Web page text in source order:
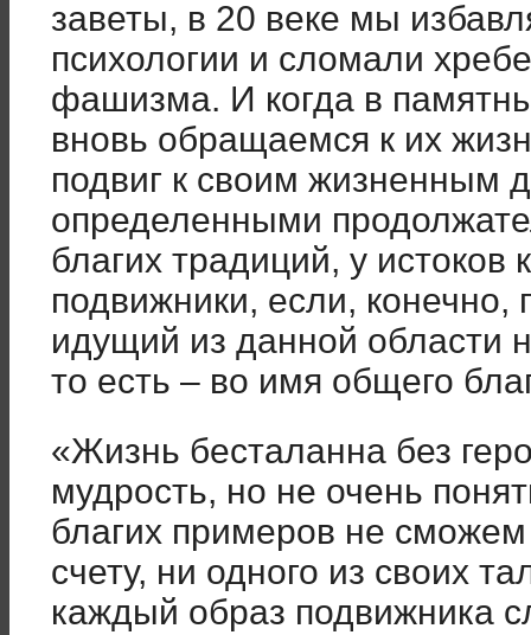
заветы, в 20 веке мы
психологии и сломали
фашизма. И когда в
вновь обращаемся к их
подвиг к своим жизненным
определенными
благих традиций, у истоков
подвижники, если, конечно,
идущий из данной области
то есть – во имя общего
«Жизнь бесталанна без
мудрость, но не очень
благих примеров не
счету, ни одного из своих
каждый образ подвижника